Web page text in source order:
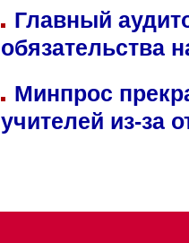
Главный
обязательства
Минпрос
учителей из-за